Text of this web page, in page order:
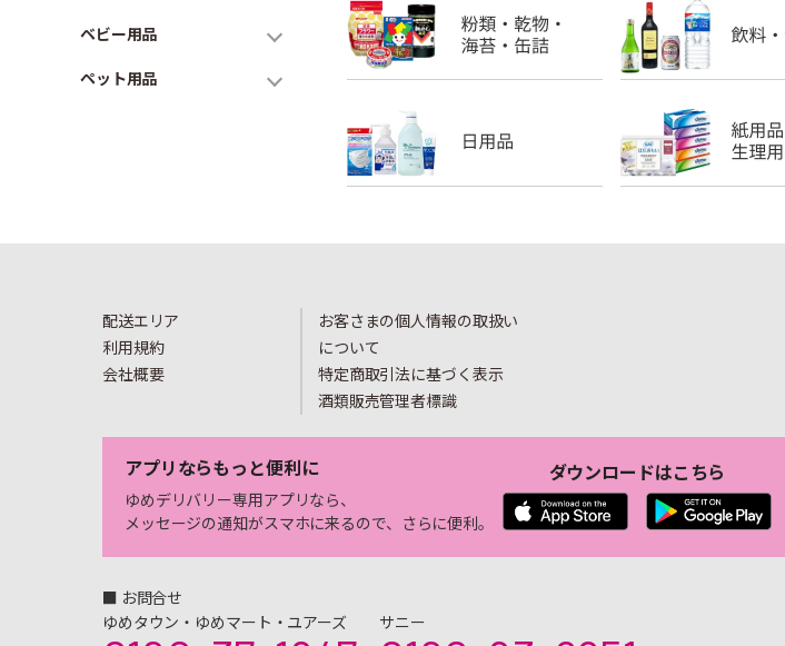
ベビー用品
ペット用品
配送エリア
利用規約
会社概要
お客さまの個人情報の取扱い
について
特定商取引法に基づく表示
酒類販売管理者標識
アプリならもっと便利に
ゆめデリバリー専用アプリなら、
メッセージの通知がスマホに来るので、さらに便利。
ダウンロードはこちら
■ お問合せ
ゆめタウン・ゆめマート・ユアーズ
サニー